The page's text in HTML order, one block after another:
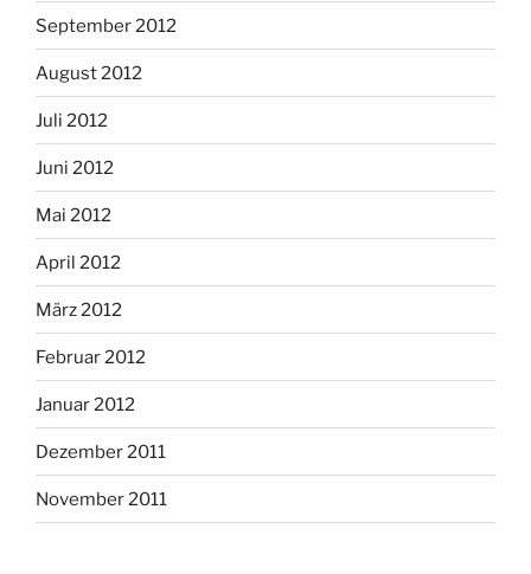
September 2012
August 2012
Juli 2012
Juni 2012
Mai 2012
April 2012
März 2012
Februar 2012
Januar 2012
Dezember 2011
November 2011